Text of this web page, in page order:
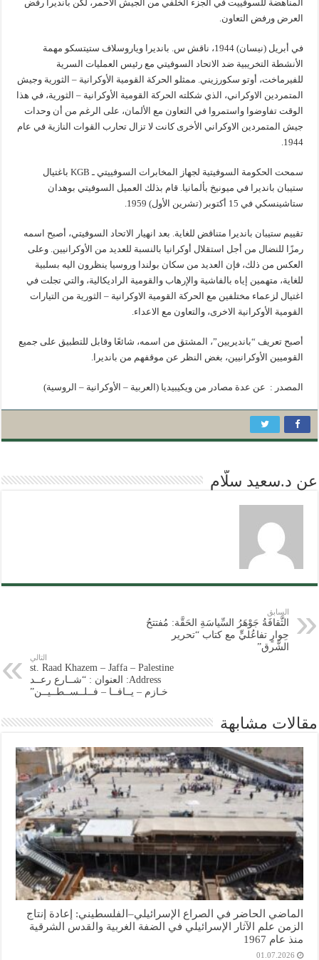
المناهضة للسوفييت في الجزء الخلفي من الجيش الأحمر، لكن بانديرا رفض
العرض ورفض التعاون.
في أبريل (نيسان) 1944، ناقش س. بانديرا وياروسلاف ستيتسكو مهمة
الأنشطة التخريبية ضد الاتحاد السوفيتي مع رئيس العمليات السرية
للفيرماخت، أوتو سكورزيني. ممثلو الحركة القومية الأوكرانية – الثورية وجيش
المتمردين الاوكراني، الذي شكلته الحركة القومية الأوكرانية – الثورية، في هذا
الوقت تفاوضوا واستمروا في التعاون مع الألمان، على الرغم من أن وحدات
جيش المتمردين الاوكراني الأخرى كانت لا تزال تحارب القوات النازية في عام
1944.
سمحت الحكومة السوفيتية لجهاز المخابرات السوفييتي ـ KGB باغتيال
ستيبان بانديرا في ميونيخ بألمانيا. قام بذلك العميل السوفيتي بوهدان
ستاشينسكي في 15 أكتوبر (تشرين الأول) 1959.
تقييم ستيبان بانديرا متناقض للغاية. بعد انهيار الاتحاد السوفيتي، أصبح اسمه
رمزًا للنضال من أجل استقلال أوكرانيا بالنسبة للعديد من الأوكرانيين. وعلى
العكس من ذلك، فإن العديد من سكان بولندا وروسيا ينظرون اليه بسلبية
للغاية، متهمين إياه بالفاشية والإرهاب والقومية الراديكالية، والتي تجلت في
اغتيال لزعماء مختلفين مع الحركة القومية الاوكرانية – الثورية من التيارات
القومية الأوكرانية الاخرى، والتعاون مع الاعداء.
أصبح تعريف “بانديريين”، المشتق من اسمه، شائعًا وقابل للتطبيق على جميع
القوميين الأوكرانيين، بغض النظر عن موقفهم من بانديرا.
المصدر : عن عدة مصادر من ويكيبيديا (العربية – الأوكرانية – الروسية)
عن د.سعيد سلّام
السابق
الثَّقافَةُ جَوْهَرُ السِّياسَةِ الحَقَّة: مُفتتحُ
حِوارٍ تفاعُليٍّ مع كتاب “تحرير
الشَّرق”
التالي
st. Raad Khazem – Jaffa – Palestine
Address: العنوان : “شــارع رعــد
خـازم – يــافــا – فــلــســطــيــن”
مقالات مشابهة
الماضي الحاضر في الصراع الإسرائيلي–الفلسطيني: إعادة إنتاج
الزمن علم الآثار الإسرائيلي في الضفة الغربية والقدس الشرقية
منذ عام 1967
01.07.2026